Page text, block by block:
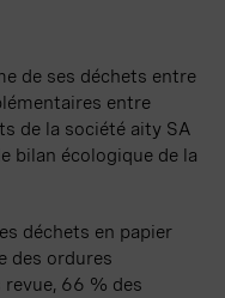
de ses déchets entre
entre
de la société aity SA
bilan écologique de la
déchets en papier
des ordures
revue, 66 % des